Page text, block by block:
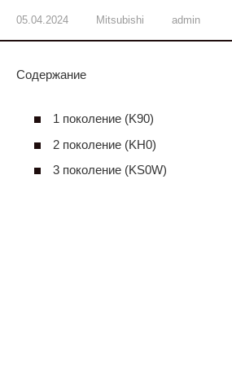
05.04.2024 Mitsubishi admin
Содержание
1 поколение (K90)
2 поколение (KH0)
3 поколение (KS0W)